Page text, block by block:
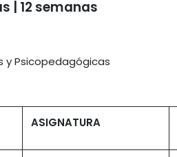
| 12 semanas
y Psicopedagógicas
ASIGNATURA